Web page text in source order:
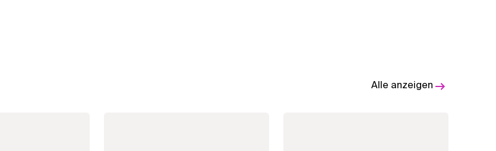
Alle anzeigen